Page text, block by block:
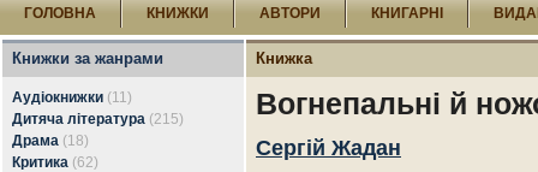
ГОЛОВНА КНИЖКИ АВТОРИ КНИГАРНІ
Книжки за жанрами
Аудіокнижки (11)
Дитяча література (215)
Драма (18)
Критика (62)
Книжка
Вогнепальні й
Сергій Жадан